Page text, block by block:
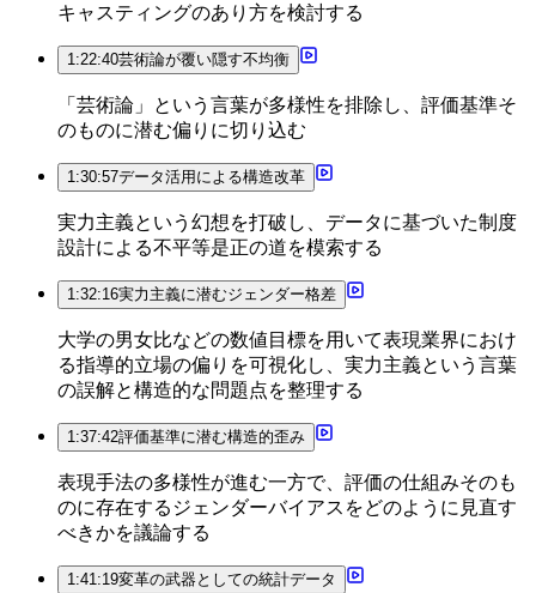
キャスティングのあり方を検討する
1:22:40芸術論が覆い隠す不均衡
「芸術論」という言葉が多様性を排除し、評価基準そ
のものに潜む偏りに切り込む
1:30:57データ活用による構造改革
実力主義という幻想を打破し、データに基づいた制度
設計による不平等是正の道を模索する
1:32:16実力主義に潜むジェンダー格差
大学の男女比などの数値目標を用いて表現業界におけ
る指導的立場の偏りを可視化し、実力主義という言葉
の誤解と構造的な問題点を整理する
1:37:42評価基準に潜む構造的歪み
表現手法の多様性が進む一方で、評価の仕組みそのも
のに存在するジェンダーバイアスをどのように見直す
べきかを議論する
1:41:19変革の武器としての統計データ